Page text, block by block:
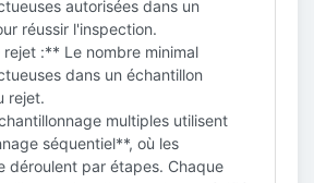
autorisées dans un
réussir l'inspection.
:** Le nombre minimal
dans un échantillon
rejet.
multiples utilisent
séquentiel**, où les
déroulent par étapes. Chaque